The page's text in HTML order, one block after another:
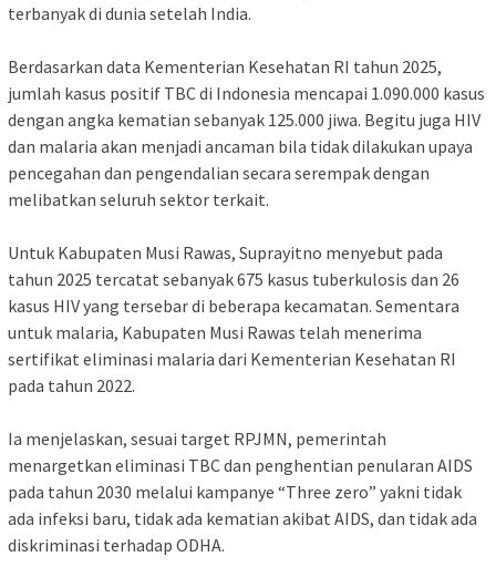
terbanyak di dunia setelah India.
‎Berdasarkan data Kementerian Kesehatan RI tahun 2025,
jumlah kasus positif TBC di Indonesia mencapai 1.090.000 kasus
dengan angka kematian sebanyak 125.000 jiwa. Begitu juga HIV
dan malaria akan menjadi ancaman bila tidak dilakukan upaya
pencegahan dan pengendalian secara serempak dengan
melibatkan seluruh sektor terkait.
‎Untuk Kabupaten Musi Rawas, Suprayitno menyebut pada
tahun 2025 tercatat sebanyak 675 kasus tuberkulosis dan 26
kasus HIV yang tersebar di beberapa kecamatan. Sementara
untuk malaria, Kabupaten Musi Rawas telah menerima
sertifikat eliminasi malaria dari Kementerian Kesehatan RI
pada tahun 2022.
‎Ia menjelaskan, sesuai target RPJMN, pemerintah
menargetkan eliminasi TBC dan penghentian penularan AIDS
pada tahun 2030 melalui kampanye “Three zero” yakni tidak
ada infeksi baru, tidak ada kematian akibat AIDS, dan tidak ada
diskriminasi terhadap ODHA.